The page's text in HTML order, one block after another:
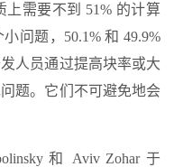
上需要不到 51% 的计算
问题，50.1% 和 49.9%
人员通过提高块率或大
题。它们不可避免地会
和 ​​Aviv Zohar 于